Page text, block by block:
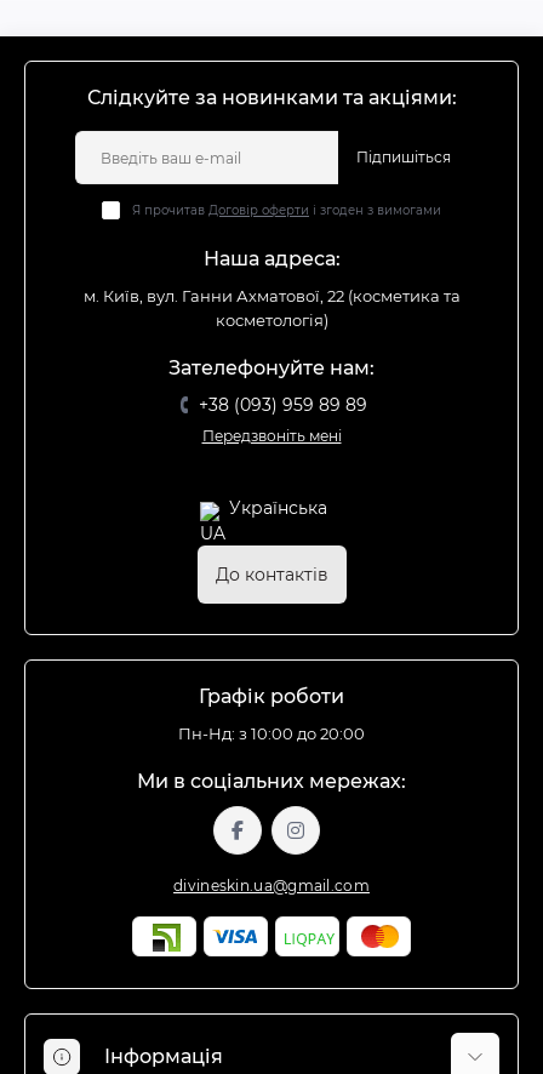
Слідкуйте за новинками та акціями:
Підпишіться
Я прочитав Договір оферти і згоден з вимогами
Наша адреса:
м. Київ, вул. Ганни Ахматової, 22 (косметика та
косметологія)
Зателефонуйте нам:
+38 (093) 959 89 89
Передзвоніть мені
Українська
До контактів
Графік роботи
Пн-Нд: з 10:00 до 20:00
Ми в соціальних мережах:
divineskin.ua@gmail.com
Інформація